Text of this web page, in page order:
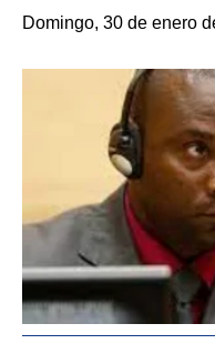
Domingo, 30 de enero